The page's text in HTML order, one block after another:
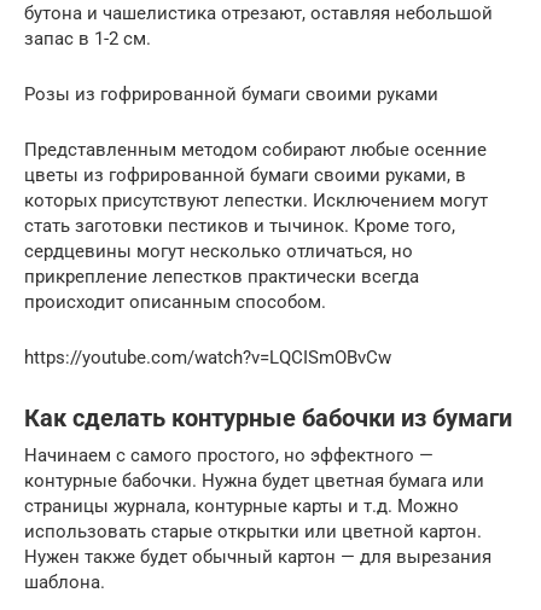
бутона и чашелистика отрезают, оставляя небольшой
запас в 1-2 см.
Розы из гофрированной бумаги своими руками
Представленным методом собирают любые осенние
цветы из гофрированной бумаги своими руками, в
которых присутствуют лепестки. Исключением могут
стать заготовки пестиков и тычинок. Кроме того,
сердцевины могут несколько отличаться, но
прикрепление лепестков практически всегда
происходит описанным способом.
https://youtube.com/watch?v=LQCISmOBvCw
Как сделать контурные бабочки из бумаги
Начинаем с самого простого, но эффектного —
контурные бабочки. Нужна будет цветная бумага или
страницы журнала, контурные карты и т.д. Можно
использовать старые открытки или цветной картон.
Нужен также будет обычный картон — для вырезания
шаблона.